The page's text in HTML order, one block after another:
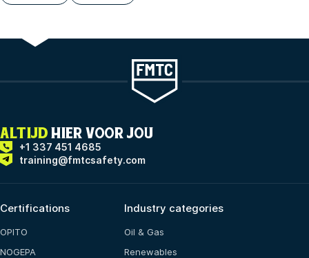
ALTIJD HIER VOOR JOU
+1 337 451 4685
training@fmtcsafety.com
Certifications
OPITO
NOGEPA
Industry categories
Oil & Gas
Renewables